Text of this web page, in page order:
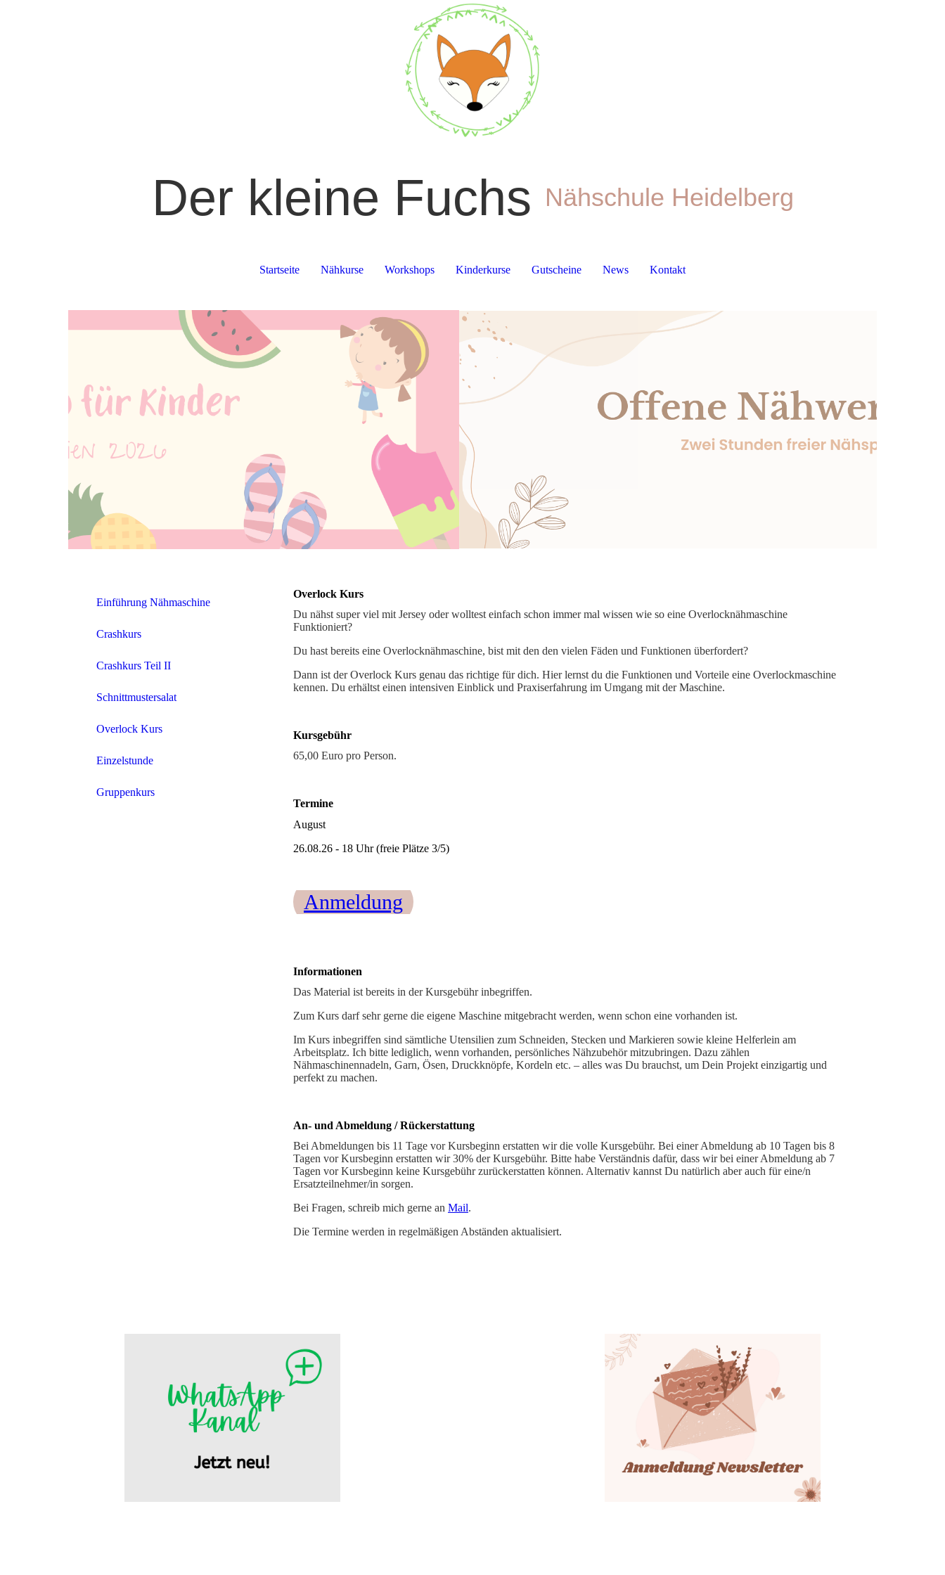
Der kleine Fuchs Nähschule Heidelberg
Startseite Nähkurse Workshops Kinderkurse Gutscheine News Kontakt
Einführung Nähmaschine
Crashkurs
Crashkurs Teil II
Schnittmustersalat
Overlock Kurs
Einzelstunde
Gruppenkurs
Overlock Kurs
Du nähst super viel mit Jersey oder wolltest einfach schon immer mal wissen wie so eine Overlocknähmaschine
Funktioniert?
Du hast bereits eine Overlocknähmaschine, bist mit den den vielen Fäden und Funktionen überfordert?
Dann ist der Overlock Kurs genau das richtige für dich. Hier lernst du die Funktionen und Vorteile eine Overlockmaschine
kennen. Du erhältst einen intensiven Einblick und Praxiserfahrung im Umgang mit der Maschine.
Kursgebühr
65,00 Euro pro Person.
Termine
August
26.08.26 - 18 Uhr (freie Plätze 3/5)
Anmeldung
Informationen
Das Material ist bereits in der Kursgebühr inbegriffen.
Zum Kurs darf sehr gerne die eigene Maschine mitgebracht werden, wenn schon eine vorhanden ist.
Im Kurs inbegriffen sind sämtliche Utensilien zum Schneiden, Stecken und Markieren sowie kleine Helferlein am
Arbeitsplatz. Ich bitte lediglich, wenn vorhanden, persönliches Nähzubehör mitzubringen. Dazu zählen
Nähmaschinennadeln, Garn, Ösen, Druckknöpfe, Kordeln etc. – alles was Du brauchst, um Dein Projekt einzigartig und
perfekt zu machen.
An- und Abmeldung / Rückerstattung
Bei Abmeldungen bis 11 Tage vor Kursbeginn erstatten wir die volle Kursgebühr. Bei einer Abmeldung ab 10 Tagen bis 8
Tagen vor Kursbeginn erstatten wir 30% der Kursgebühr. Bitte habe Verständnis dafür, dass wir bei einer Abmeldung ab 7
Tagen vor Kursbeginn keine Kursgebühr zurückerstatten können. Alternativ kannst Du natürlich aber auch für eine/n
Ersatzteilnehmer/in sorgen.
Bei Fragen, schreib mich gerne an Mail.
Die Termine werden in regelmäßigen Abständen aktualisiert.